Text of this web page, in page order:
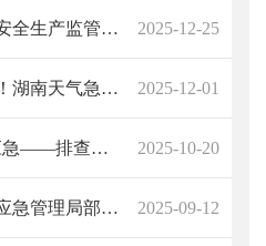
君山区安全生产委员会安全生产监管举报电话、举报有奖 2025-12-25
森林火险黄色预警发布！湖南天气急转，风雨降温将来袭 2025-12-01
“人人讲安全、个个会应急——排查身边灾害隐患”——君山区开展全国防灾减灾日宣传活动5月12日 2025-10-20
2024年度岳阳市君山区应急管理局部门决算公开 2025-09-12